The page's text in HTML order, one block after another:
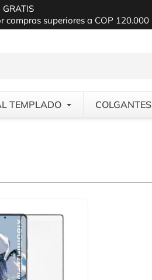
superiores a COP 120.000
TEMPLADO COLGANTES